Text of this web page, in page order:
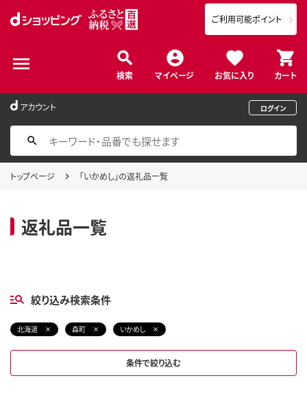
検索 マイページ お気に入り カート
ご利用可能ポイント
アカウント ログイン
トップページ 「いかめし」の返礼品一覧
返礼品一覧
絞り込み検索条件
北海道 森町 いかめし
条件で絞り込む